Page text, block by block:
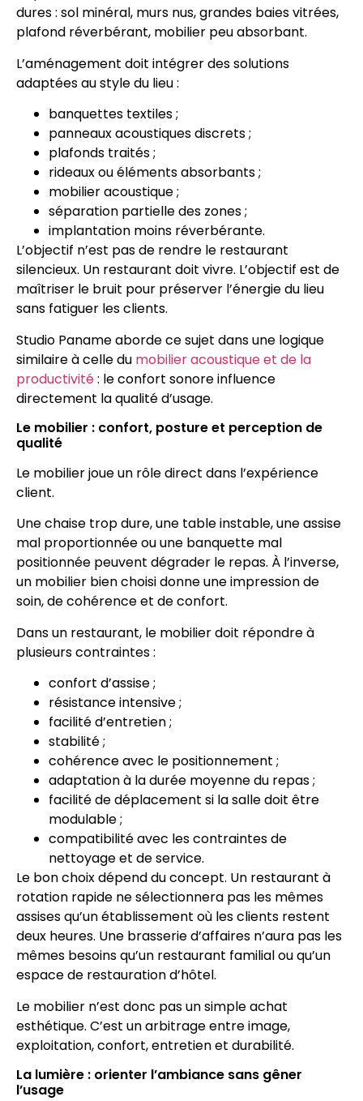
dures : sol minéral, murs nus, grandes baies vitrées,
plafond réverbérant, mobilier peu absorbant.
L’aménagement doit intégrer des solutions
adaptées au style du lieu :
banquettes textiles ;
panneaux acoustiques discrets ;
plafonds traités ;
rideaux ou éléments absorbants ;
mobilier acoustique ;
séparation partielle des zones ;
implantation moins réverbérante.
L’objectif n’est pas de rendre le restaurant
silencieux. Un restaurant doit vivre. L’objectif est de
maîtriser le bruit pour préserver l’énergie du lieu
sans fatiguer les clients.
Studio Paname aborde ce sujet dans une logique
similaire à celle du mobilier acoustique et de la
productivité: le confort sonore influence
directement la qualité d’usage.
Le mobilier : confort, posture et perception de
qualité
Le mobilier joue un rôle direct dans l’expérience
client.
Une chaise trop dure, une table instable, une assise
mal proportionnée ou une banquette mal
positionnée peuvent dégrader le repas. À l’inverse,
un mobilier bien choisi donne une impression de
soin, de cohérence et de confort.
Dans un restaurant, le mobilier doit répondre à
plusieurs contraintes :
confort d’assise ;
résistance intensive ;
facilité d’entretien ;
stabilité ;
cohérence avec le positionnement ;
adaptation à la durée moyenne du repas ;
facilité de déplacement si la salle doit être
modulable ;
compatibilité avec les contraintes de
nettoyage et de service.
Le bon choix dépend du concept. Un restaurant à
rotation rapide ne sélectionnera pas les mêmes
assises qu’un établissement où les clients restent
deux heures. Une brasserie d’affaires n’aura pas les
mêmes besoins qu’un restaurant familial ou qu’un
espace de restauration d’hôtel.
Le mobilier n’est donc pas un simple achat
esthétique. C’est un arbitrage entre image,
exploitation, confort, entretien et durabilité.
La lumière : orienter l’ambiance sans gêner
l’usage